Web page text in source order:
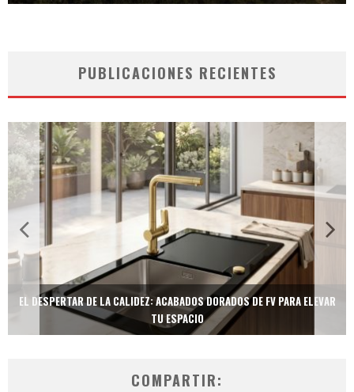
PUBLICACIONES RECIENTES
TECNOLOGÍA Y BIENESTAR DE VANGUARDIA: EL INODORO INTELIGENTE
NEOTECH DE FV.
COMPARTIR: